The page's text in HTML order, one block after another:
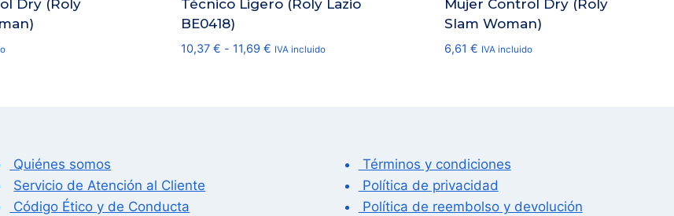
Dry (Roly
Técnico Ligero (Roly Lazio
BE0418)
10,37 € - 11,69 €Rango
IVA incluido
Mujer Control Dry (Roly
Slam Woman)
6,61 € IVA incluido
Quiénes somos
Servicio de Atención al Cliente
Código Ético y de Conducta
Términos y condiciones
Política de privacidad
Política de reembolso y devolución